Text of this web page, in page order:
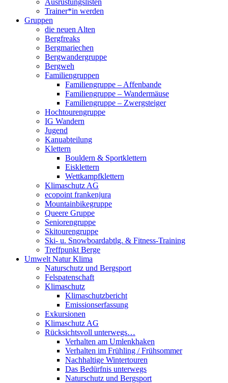
Ausrüstungslisten
Trainer*in werden
Gruppen
die neuen Alten
Bergfreaks
Bergmariechen
Bergwandergruppe
Bergweh
Familiengruppen
Familiengruppe – Affenbande
Familiengruppe – Wandermäuse
Familiengruppe – Zwergsteiger
Hochtourengruppe
IG Wandern
Jugend
Kanuabteilung
Klettern
Bouldern & Sportklettern
Eisklettern
Wettkampfklettern
Klimaschutz AG
ecopoint frankenjura
Mountainbikegruppe
Queere Gruppe
Seniorengruppe
Skitourengruppe
Ski- u. Snowboardabtlg. & Fitness-Training
Treffpunkt Berge
Umwelt Natur Klima
Naturschutz und Bergsport
Felspatenschaft
Klimaschutz
Klimaschutzbericht
Emissionserfassung
Exkursionen
Klimaschutz AG
Rücksichtsvoll unterwegs…
Verhalten am Umlenkhaken
Verhalten im Frühling / Frühsommer
Nachhaltige Wintertouren
Das Bedürfnis unterwegs
Naturschutz und Bergsport